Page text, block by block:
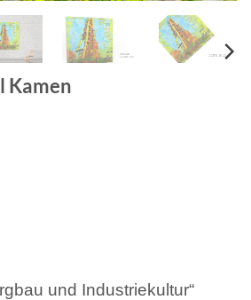
Kamen
und Industriekultur“